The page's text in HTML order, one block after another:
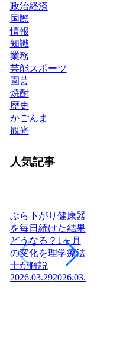
政治経済
国際
情報
知識
業務
芸能スポーツ
園芸
焼酎
歴史
かごんま
観光
人気記事
ぶら下がり健康器
を毎日続けた結果
どうなる？1ヶ月
の変化を理学療法
士が解説
2026.03.292026.03.29